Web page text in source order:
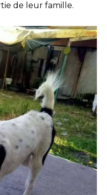
de leur famille.